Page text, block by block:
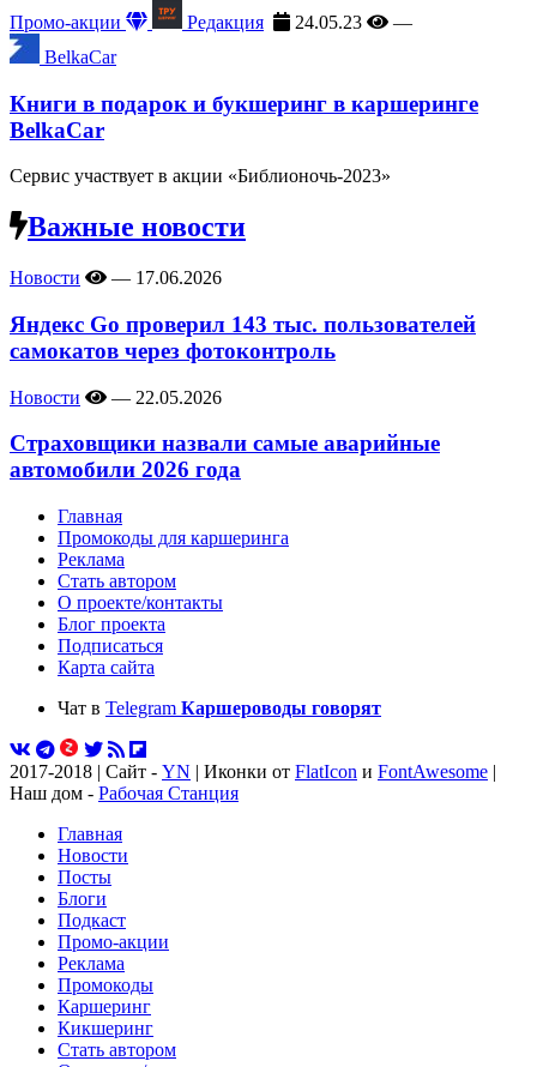
Промо-акции Редакция 24.05.23
—
BelkaCar
Книги в подарок и букшеринг в каршеринге
BelkaCar
Сервис участвует в акции «Библионочь-2023»
Важные новости
Новости — 17.06.2026
Яндекс Go проверил 143 тыс. пользователей
самокатов через фотоконтроль
Новости — 22.05.2026
Страховщики назвали самые аварийные
автомобили 2026 года
Главная
Промокоды для каршеринга
Реклама
Стать автором
О проекте/контакты
Блог проекта
Подписаться
Карта сайта
Чат в Telegram Каршероводы говорят
2017-2018 | Сайт - YN | Иконки от FlatIcon и FontAwesome |
Наш дом - Рабочая Станция
Главная
Новости
Посты
Блоги
Подкаст
Промо-акции
Реклама
Промокоды
Каршеринг
Кикшеринг
Стать автором